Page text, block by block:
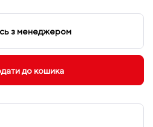
до кошика
з менеджером